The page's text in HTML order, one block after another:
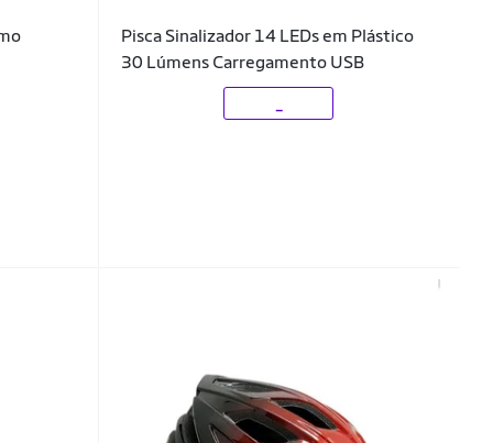
Pisca Sinalizador 14 LEDs em Plástico
30 Lúmens Carregamento USB